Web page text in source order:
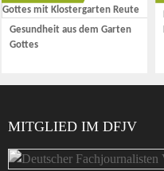
Gesundheit aus dem Garten
Gottes
MITGLIED IM DFJV